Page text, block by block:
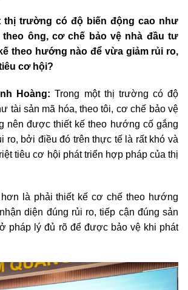
thị trường có độ biến động cao như
theo ông, cơ chế bảo vệ nhà đầu tư
theo hướng nào để vừa giảm rủi ro,
cơ hội?
Hoàng: Trong một thị trường có độ
tài sản mã hóa, theo tôi, cơ chế bảo vệ
nên được thiết kế theo hướng cố gắng
ro, bởi điều đó trên thực tế là rất khó và
tiêu cơ hội phát triển hợp pháp của thị
là phải thiết kế cơ chế theo hướng
diện đúng rủi ro, tiếp cận đúng sản
pháp lý đủ rõ để được bảo vệ khi phát